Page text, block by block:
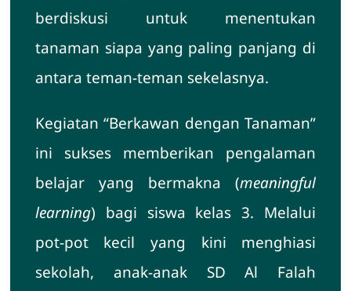
berdiskusi untuk menentukan
tanaman siapa yang paling panjang di
antara teman-teman sekelasnya.
Kegiatan “Berkawan dengan Tanaman”
ini sukses memberikan pengalaman
belajar yang bermakna (meaningful
learning) bagi siswa kelas 3. Melalui
pot-pot kecil yang kini menghiasi
sekolah, anak-anak SD Al Falah